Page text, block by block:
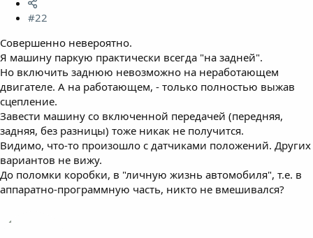
#22
Совершенно невероятно.
Я машину паркую практически всегда "на задней".
Но включить заднюю невозможно на неработающем
двигателе. А на работающем, - только полностью выжав
сцепление.
Завести машину со включенной передачей (передняя,
задняя, без разницы) тоже никак не получится.
Видимо, что-то произошло с датчиками положений. Других
вариантов не вижу.
До поломки коробки, в "личную жизнь автомобиля", т.е. в
аппаратно-программную часть, никто не вмешивался?